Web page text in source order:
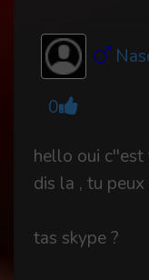
0
hello oui c''est
dis la , tu
tas skype ?